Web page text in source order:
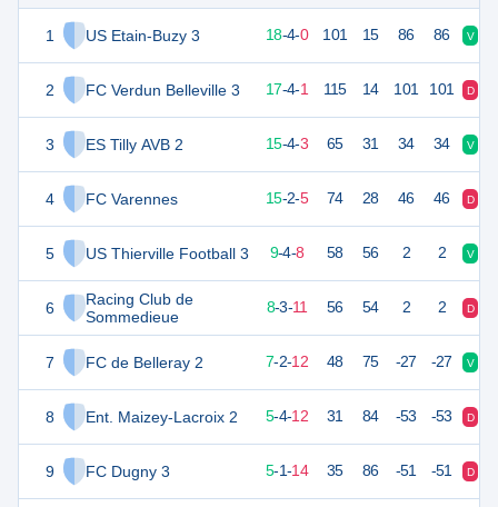
1 US Etain-Buzy 3
2 FC Verdun Belleville 3
3 ES Tilly AVB 2
4 FC Varennes
5 US Thierville Football 3
6
Racing Club de
Sommedieue
7 FC de Belleray 2
8 Ent. Maizey-Lacroix 2
9 FC Dugny 3
58 18-4-0 101 15 86 86 V
55 22 17-4-1 115 14 101 101 D
15-4-3 65 31 34 34 V
15-2-5 74 28 46 46 D
30 22 9-4-8 58 56 2 2 V
8-3-11 56 54 2 2 D
23 7-2-12 48 75 -27 -27 V
18 22 5-4-12 31 84 -53 -53 D
5-1-14 35 86 -51 -51 D